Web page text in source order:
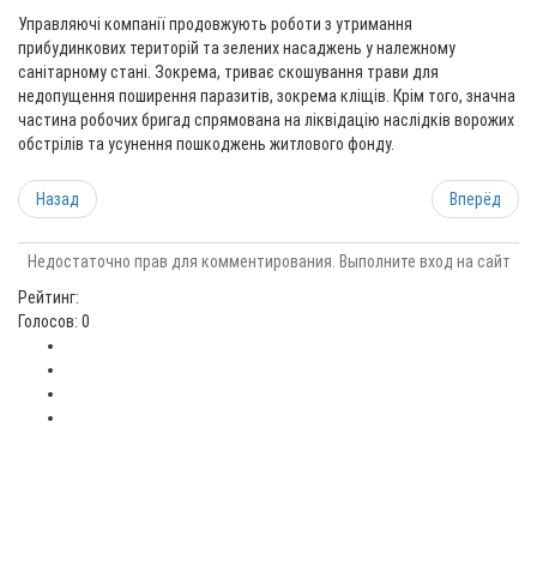
Управляючі компанії продовжують роботи з утримання
прибудинкових територій та зелених насаджень у належному
санітарному стані. Зокрема, триває скошування трави для
недопущення поширення паразитів, зокрема кліщів. Крім того, значна
частина робочих бригад спрямована на ліквідацію наслідків ворожих
обстрілів та усунення пошкоджень житлового фонду.
Назад Вперёд
Недостаточно прав для комментирования. Выполните вход на сайт
Рейтинг:
Голосов: 0